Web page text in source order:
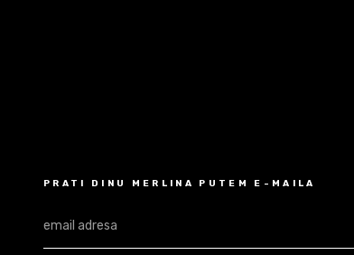
PRATI DINU MERLINA PUTEM E-MAILA